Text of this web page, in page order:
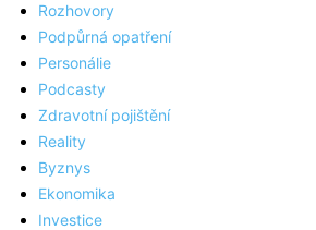
Rozhovory
Podpůrná opatření
Personálie
Podcasty
Zdravotní pojištění
Reality
Byznys
Ekonomika
Investice